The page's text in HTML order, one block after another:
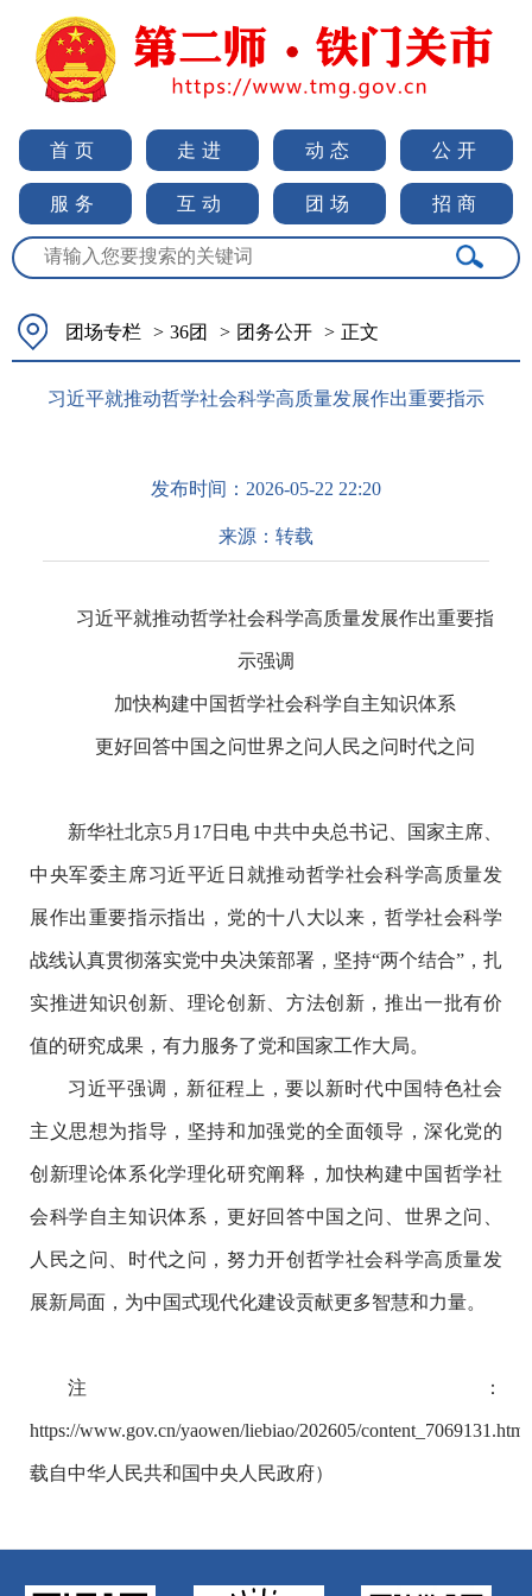
首页 走进 动态 公开
服务 互动 团场 招商
团场专栏 > 36团 > 团务公开 > 正文
习近平就推动哲学社会科学高质量发展作出重要指示
发布时间： 2026-05-22 22:20
来源： 转载
习近平就推动哲学社会科学高质量发展作出重要指
示强调
加快构建中国哲学社会科学自主知识体系
更好回答中国之问世界之问人民之问时代之问
新华社北京5 月 17日电 中共中央总书记、国家主席、
中央军委主席习近平近日就推动哲学社会科学高质量发
展作出重要指示指出，党的十八大以来，哲学社会科学
战线认真贯彻落实党中央决策部署，坚持“两个结合”，扎
实推进知识创新、理论创新、方法创新，推出一批有价
值的研究成果，有力服务了党和国家工作大局。
习近平强调，新征程上，要以新时代中国特色社会
主义思想为指导，坚持和加强党的全面领导，深化党的
创新理论体系化学理化研究阐释，加快构建中国哲学社
会科学自主知识体系，更好回答中国之问、世界之问、
人民之问、时代之问，努力开创哲学社会科学高质量发
展新局面，为中国式现代化建设贡献更多智慧和力量。
注：
https://www.gov.cn/yaowen/liebiao/202605/
载自中华人民共和国中央人民政府）